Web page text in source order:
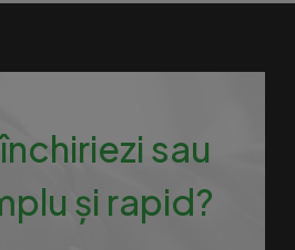
sau
și rapid?